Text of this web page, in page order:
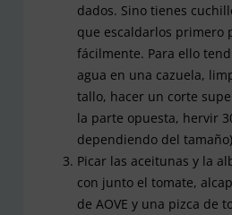
dados. Sino tienes
que escaldarlos primero
fácilmente. Para ello
agua en una cazuela,
tallo, hacer un corte
la parte opuesta, hervir
dependiendo del
Picar las aceitunas y la
con junto el tomate,
de AOVE y una pizca de